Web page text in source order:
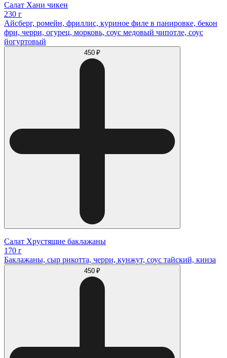
Салат Хани чикен
230 г
Айсберг, ромейн, фриллис, куриное филе в панировке, бекон
фри, черри, огурец, морковь, соус медовый чипотле, соус
йогуртовый
450 ₽
Салат Хрустящие баклажаны
170 г
Баклажаны, сыр рикотта, черри, кунжут, соус тайский, кинза
450 ₽